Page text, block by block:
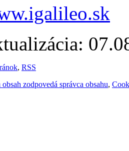
, RSS
obsah zodpovedá správca obsahu,